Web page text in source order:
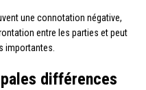
une connotation négative,
entre les parties et peut
importantes.
différences